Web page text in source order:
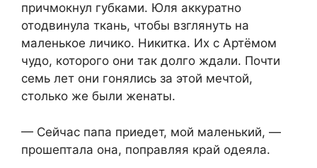
причмокнул губками. Юля аккуратно
отодвинула ткань, чтобы взглянуть на
маленькое личико. Никитка. Их с Артёмом
чудо, которого они так долго ждали. Почти
семь лет они гонялись за этой мечтой,
столько же были женаты.
— Сейчас папа приедет, мой маленький, —
прошептала она, поправляя край одеяла.